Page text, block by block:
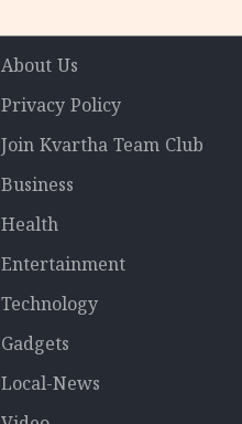
About Us
Privacy Policy
Join Kvartha Team Club
Business
Health
Entertainment
Technology
Gadgets
Local-News